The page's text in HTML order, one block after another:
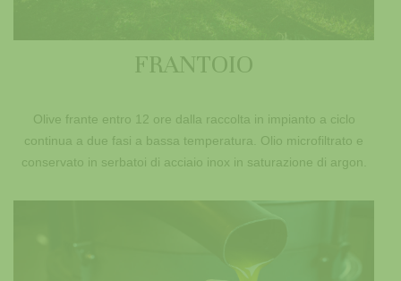
FRANTOIO
Olive frante entro 12 ore dalla raccolta in impianto a ciclo
continua a due fasi a bassa temperatura. Olio microfiltrato e
conservato in serbatoi di acciaio inox in saturazione di argon.